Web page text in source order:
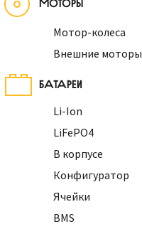
Мотор-колеса
Внешние моторы
БАТАРЕИ
Li-Ion
LiFePO4
В корпусе
Конфигуратор
Ячейки
BMS